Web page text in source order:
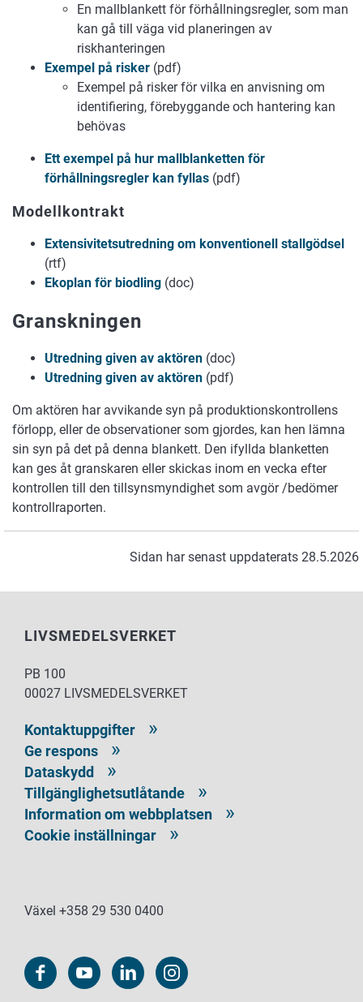
En mallblankett för förhållningsregler, som man
kan gå till väga vid planeringen av
riskhanteringen
Exempel på risker (pdf)
Exempel på risker för vilka en anvisning om
identifiering, förebyggande och hantering kan
behövas
Ett exempel på hur mallblanketten för
förhållningsregler kan fyllas (pdf)
Modellkontrakt
Extensivitetsutredning om konventionell stallgödsel
(rtf)
Ekoplan för biodling (doc)
Granskningen
Utredning given av aktören (doc)
Utredning given av aktören (pdf)
Om aktören har avvikande syn på produktionskontrollens
förlopp, eller de observationer som gjordes, kan hen lämna
sin syn på det på denna blankett. Den ifyllda blanketten
kan ges åt granskaren eller skickas inom en vecka efter
kontrollen till den tillsynsmyndighet som avgör /bedömer
kontrollraporten.
Sidan har senast uppdaterats 28.5.2026
LIVSMEDELSVERKET
PB 100
00027 LIVSMEDELSVERKET
Kontaktuppgifter
Ge respons
Dataskydd
Tillgänglighetsutlåtande
Information om webbplatsen
Cookie inställningar
Växel +358 29 530 0400